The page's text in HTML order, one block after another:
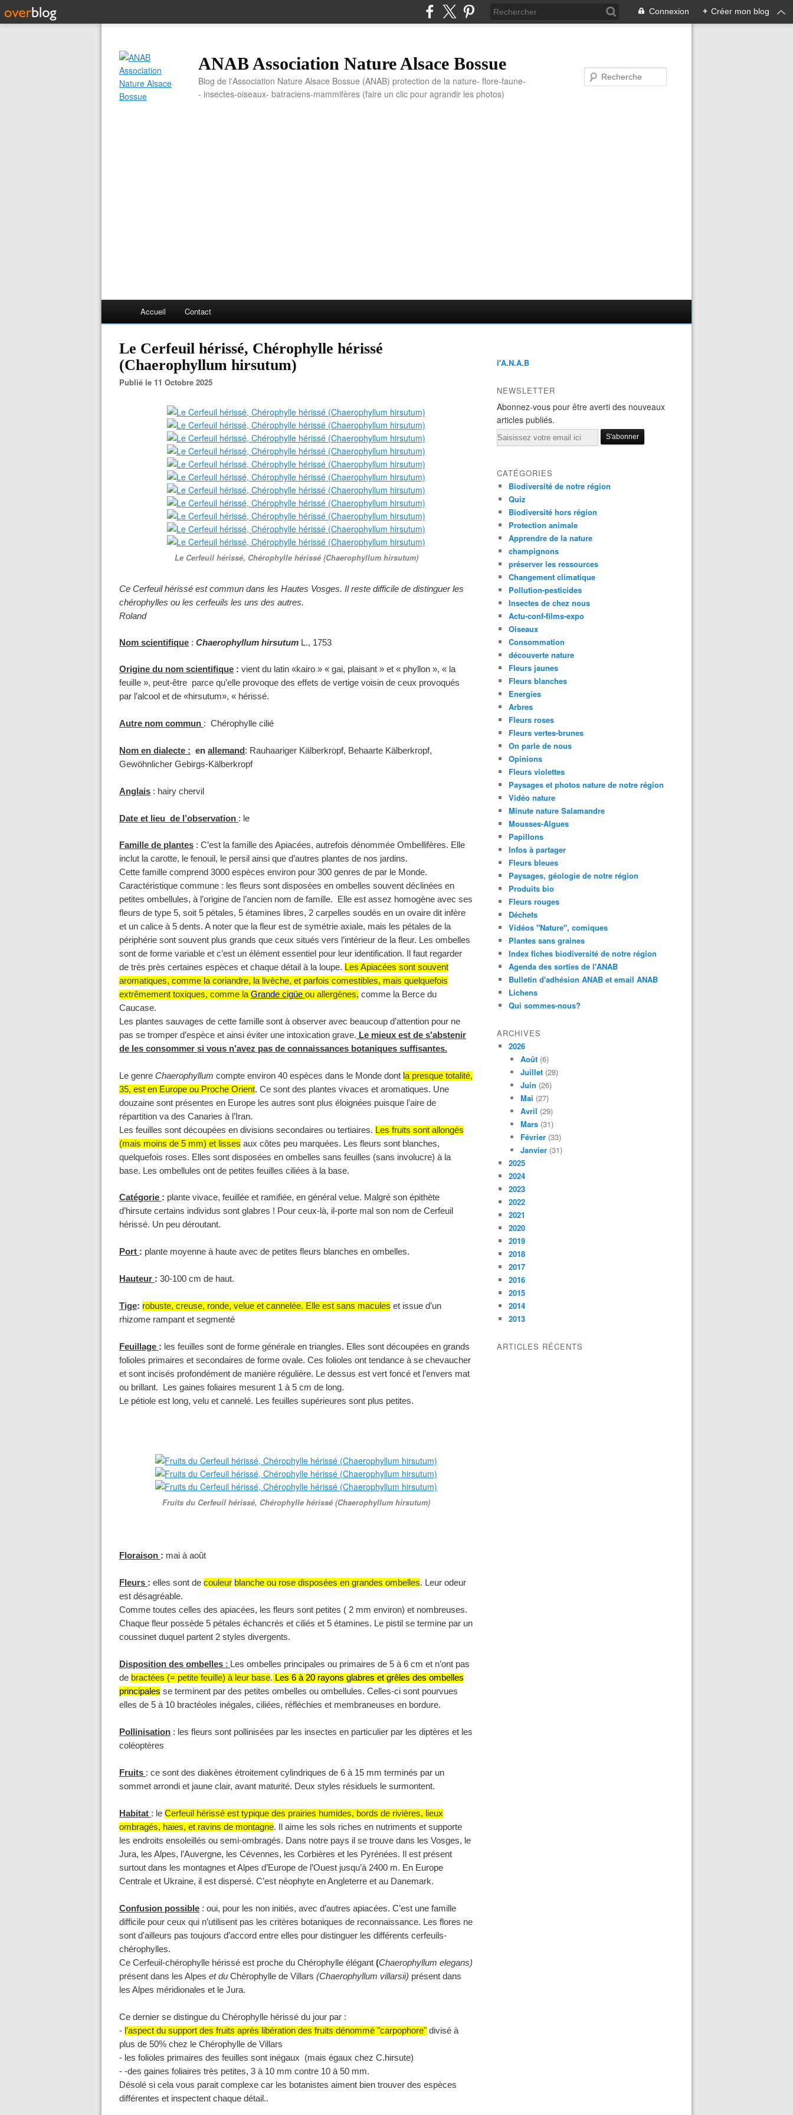
Connexion + Créer mon blog
ANAB Association Nature Alsace Bossue
Blog de l'Association Nature Alsace Bossue (ANAB) protection de la nature- flore-faune-
- insectes-oiseaux- batraciens-mammifères (faire un clic pour agrandir les photos)
Accueil Contact
Le Cerfeuil hérissé, Chérophylle hérissé
(Chaerophyllum hirsutum)
Publié le 11 Octobre 2025
Le Cerfeuil hérissé, Chérophylle hérissé (Chaerophyllum hirsutum)
Ce Cerfeuil hérissé est commun dans les Hautes Vosges. Il reste difficile de distinguer les
chérophylles ou les cerfeuils les uns des autres.
Roland
Nom scientifique : Chaerophyllum hirsutum L., 1753
Origine du nom scientifique : vient du latin «kairo » « gai, plaisant » et « phyllon », « la
feuille », peut-être parce qu’elle provoque des effets de vertige voisin de ceux provoqués
par l’alcool et de «hirsutum», « hérissé.
Autre nom commun : Chérophylle cilié
Nom en dialecte : en allemand : Rauhaariger Kälberkropf, Behaarte Kälberkropf,
Gewöhnlicher Gebirgs-Kälberkropf
Anglais : hairy chervil
Date et lieu de l’observation : le
Famille de plantes : C’est la famille des Apiacées, autrefois dénommée Ombellifères. Elle
inclut la carotte, le fenouil, le persil ainsi que d’autres plantes de nos jardins.
Cette famille comprend 3000 espèces environ pour 300 genres de par le Monde.
Caractéristique commune : les fleurs sont disposées en ombelles souvent déclinées en
petites ombellules, à l’origine de l’ancien nom de famille. Elle est assez homogène avec ses
fleurs de type 5, soit 5 pétales, 5 étamines libres, 2 carpelles soudés en un ovaire dit infère
et un calice à 5 dents. A noter que la fleur est de symétrie axiale, mais les pétales de la
périphérie sont souvent plus grands que ceux situés vers l’intérieur de la fleur. Les ombelles
sont de forme variable et c’est un élément essentiel pour leur identification. Il faut regarder
de très près certaines espèces et chaque détail à la loupe. Les Apiacées sont souvent
aromatiques, comme la coriandre, la livèche, et parfois comestibles, mais quelquefois
extrêmement toxiques, comme la Grande cigüe ou allergènes, comme la Berce du
Caucase.
Les plantes sauvages de cette famille sont à observer avec beaucoup d’attention pour ne
pas se tromper d’espèce et ainsi éviter une intoxication grave. Le mieux est de s'abstenir
de les consommer si vous n'avez pas de connaissances botaniques suffisantes.
Le genre Chaerophyllum compte environ 40 espèces dans le Monde dont la presque totalité,
35, est en Europe ou Proche Orient. Ce sont des plantes vivaces et aromatiques. Une
douzaine sont présentes en Europe les autres sont plus éloignées puisque l’aire de
répartition va des Canaries à l’Iran.
Les feuilles sont découpées en divisions secondaires ou tertiaires. Les fruits sont allongés
(mais moins de 5 mm) et lisses aux côtes peu marquées. Les fleurs sont blanches,
quelquefois roses. Elles sont disposées en ombelles sans feuilles (sans involucre) à la
base. Les ombellules ont de petites feuilles ciliées à la base.
Catégorie : plante vivace, feuillée et ramifiée, en général velue. Malgré son épithète
d’hirsute certains individus sont glabres ! Pour ceux-là, il-porte mal son nom de Cerfeuil
hérissé. Un peu déroutant.
Port : plante moyenne à haute avec de petites fleurs blanches en ombelles.
Hauteur : 30-100 cm de haut.
Tige: robuste, creuse, ronde, velue et cannelée. Elle est sans macules et issue d’un
rhizome rampant et segmenté
Feuillage : les feuilles sont de forme générale en triangles. Elles sont découpées en grands
folioles primaires et secondaires de forme ovale. Ces folioles ont tendance à se chevaucher
et sont incisés profondément de manière régulière. Le dessus est vert foncé et l’envers mat
ou brillant. Les gaines foliaires mesurent 1 à 5 cm de long.
Le pétiole est long, velu et cannelé. Les feuilles supérieures sont plus petites.
Fruits du Cerfeuil hérissé, Chérophylle hérissé (Chaerophyllum hirsutum)
Floraison : mai à août
Fleurs : elles sont de couleur blanche ou rose disposées en grandes ombelles. Leur odeur
est désagréable.
Comme toutes celles des apiacées, les fleurs sont petites ( 2 mm environ) et nombreuses.
Chaque fleur possède 5 pétales échancrés et ciliés et 5 étamines. Le pistil se termine par un
coussinet duquel partent 2 styles divergents.
Disposition des ombelles : Les ombelles principales ou primaires de 5 à 6 cm et n’ont pas
de bractées (= petite feuille) à leur base. Les 6 à 20 rayons glabres et grêles des ombelles
principales se terminent par des petites ombelles ou ombellules. Celles-ci sont pourvues
elles de 5 à 10 bractéoles inégales, ciliées, réfléchies et membraneuses en bordure.
Pollinisation : les fleurs sont pollinisées par les insectes en particulier par les diptères et les
coléoptères
Fruits : ce sont des diakènes étroitement cylindriques de 6 à 15 mm terminés par un
sommet arrondi et jaune clair, avant maturité. Deux styles résiduels le surmontent.
Habitat : le Cerfeuil hérissé est typique des prairies humides, bords de rivières, lieux
ombragés, haies, et ravins de montagne. Il aime les sols riches en nutriments et supporte
les endroits ensoleillés ou semi-ombragés. Dans notre pays il se trouve dans les Vosges, le
Jura, les Alpes, l’Auvergne, les Cévennes, les Corbières et les Pyrénées. Il est présent
surtout dans les montagnes et Alpes d’Europe de l’Ouest jusqu’à 2400 m. En Europe
Centrale et Ukraine, il est dispersé. C’est néophyte en Angleterre et au Danemark.
Confusion possible : oui, pour les non initiés, avec d’autres apiacées. C’est une famille
difficile pour ceux qui n’utilisent pas les critères botaniques de reconnaissance. Les flores ne
sont d'ailleurs pas toujours d’accord entre elles pour distinguer les différents cerfeuils-
chérophylles.
Ce Cerfeuil-chérophylle hérissé est proche du Chérophylle élégant (Chaerophyllum elegans)
présent dans les Alpes et du Chérophylle de Villars (Chaerophyllum villarsii) présent dans
les Alpes méridionales et le Jura.
Ce dernier se distingue du Chérophylle hérissé du jour par :
- l’aspect du support des fruits après libération des fruits dénommé "carpophore" divisé à
plus de 50% chez le Chérophylle de Villars
- les folioles primaires des feuilles sont inégaux (mais égaux chez C.hirsute)
- -des gaines foliaires très petites, 3 à 10 mm contre 10 à 50 mm.
Désolé si cela vous parait complexe car les botanistes aiment bien trouver des espèces
différentes et inspectent chaque détail..
l'A.N.A.B
NEWSLETTER
Abonnez-vous pour être averti des nouveaux
articles publiés.
Email
CATÉGORIES
Biodiversité de notre région
Quiz
Biodiversité hors région
Protection animale
Apprendre de la nature
champignons
préserver les ressources
Changement climatique
Pollution-pesticides
Insectes de chez nous
Actu-conf-films-expo
Oiseaux
Consommation
découverte nature
Fleurs jaunes
Fleurs blanches
Energies
Arbres
Fleurs roses
Fleurs vertes-brunes
On parle de nous
Opinions
Fleurs violettes
Paysages et photos nature de notre région
Vidéo nature
Minute nature Salamandre
Mousses-Algues
Papillons
Infos à partager
Fleurs bleues
Paysages, géologie de notre région
Produits bio
Fleurs rouges
Déchets
Vidéos "Nature", comiques
Plantes sans graines
Index fiches biodiversité de notre région
Agenda des sorties de l'ANAB
Bulletin d'adhésion ANAB et email ANAB
Lichens
Qui sommes-nous?
ARCHIVES
2026
Août (6)
Juillet (28)
Juin (26)
Mai (27)
Avril (29)
Mars (31)
Février (33)
Janvier (31)
2025
2024
2023
2022
2021
2020
2019
2018
2017
2016
2015
2014
2013
ARTICLES RÉCENTS